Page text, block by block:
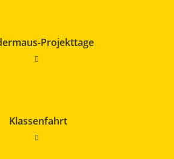
Projekttage
Klassenfahrt